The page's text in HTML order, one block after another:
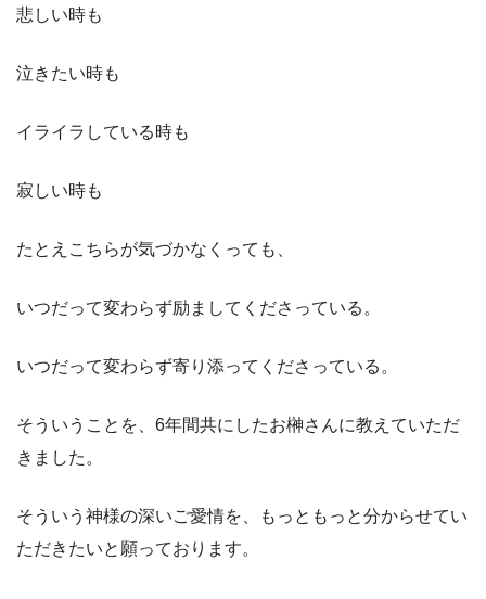
悲しい時も
泣きたい時も
イライラしている時も
寂しい時も
たとえこちらが気づかなくっても、
いつだって変わらず励ましてくださっている。
いつだって変わらず寄り添ってくださっている。
そういうことを、 6年間共にしたお榊さんに教えていただ
きました。
そういう神様の深いご愛情を、もっともっと分からせてい
ただきたいと願っております。